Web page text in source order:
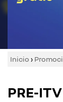
Inicio ›
PRE-